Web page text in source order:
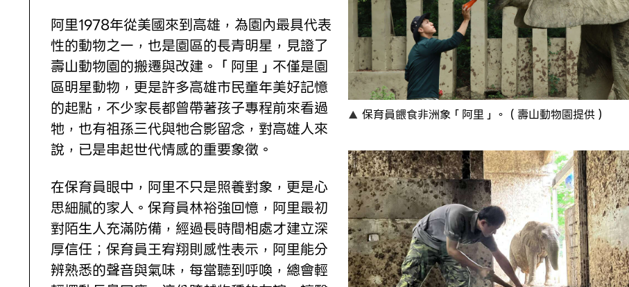
阿里1978年從美國來到高雄，為園內最具代表
性的動物之一，也是園區的長青明星，見證了
壽山動物園的搬遷與改建。「阿里」不僅是園
區明星動物，更是許多高雄市民童年美好記憶
的起點，不少家長都曾帶著孩子專程前來看過
牠，也有祖孫三代與牠合影留念，對高雄人來
說，已是串起世代情感的重要象徵。
在保育員眼中，阿里不只是照養對象，更是心
思細膩的家人。保育員林裕強回憶，阿里最初
對陌生人充滿防備，經過長時間相處才建立深
厚信任；保育員王宥翔則感性表示，阿里能分
辨熟悉的聲音與氣味，每當聽到呼喚，總會輕
保育員餵食非洲象「阿里」。（壽山動物園提供）